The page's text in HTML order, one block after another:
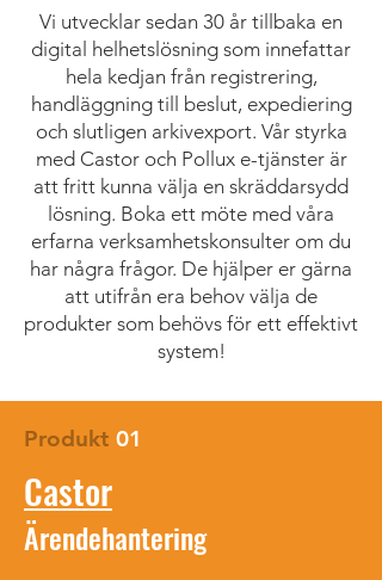
Vi utvecklar sedan 30 år tillbaka en
digital helhetslösning som innefattar
hela kedjan från registrering,
handläggning till beslut, expediering
och slutligen arkivexport. Vår styrka
med Castor och Pollux e-tjänster är
att fritt kunna välja en skräddarsydd
lösning. Boka ett möte med våra
erfarna verksamhetskonsulter om du
har några frågor. De hjälper er gärna
att utifrån era behov välja de
produkter som behövs för ett effektivt
system!
Produkt 01
Castor
Ärendehantering